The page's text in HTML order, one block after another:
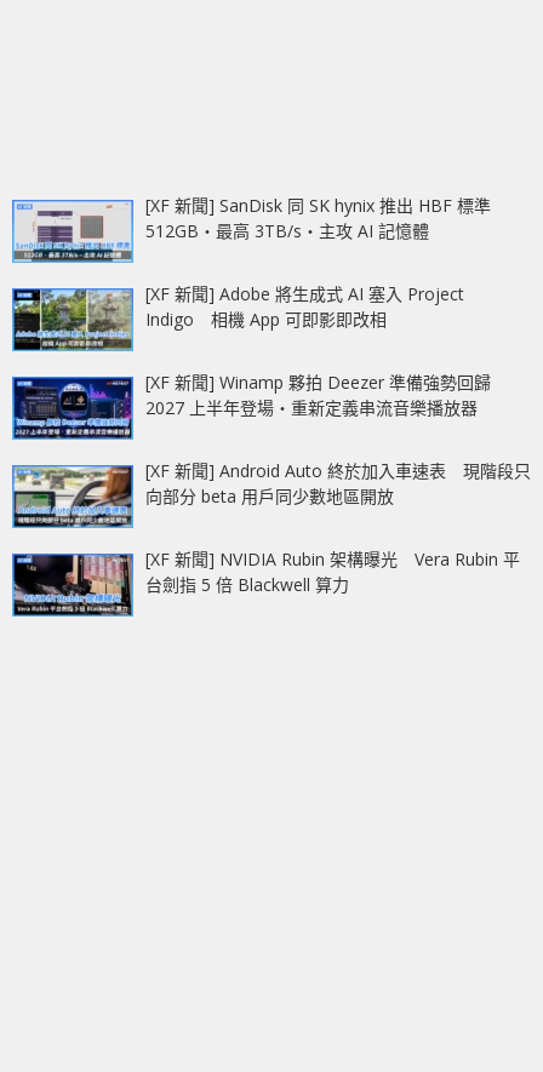
[XF 新聞] SanDisk 同 SK hynix 推出 HBF 標準
512GB‧最高 3TB/s‧主攻 AI 記憶體
[XF 新聞] Adobe 將生成式 AI 塞入 Project
Indigo 相機 App 可即影即改相
[XF 新聞] Winamp 夥拍 Deezer 準備強勢回歸
2027 上半年登場‧重新定義串流音樂播放器
[XF 新聞] Android Auto 終於加入車速表 現階段只
向部分 beta 用戶同少數地區開放
[XF 新聞] NVIDIA Rubin 架構曝光 Vera Rubin 平
台劍指 5 倍 Blackwell 算力